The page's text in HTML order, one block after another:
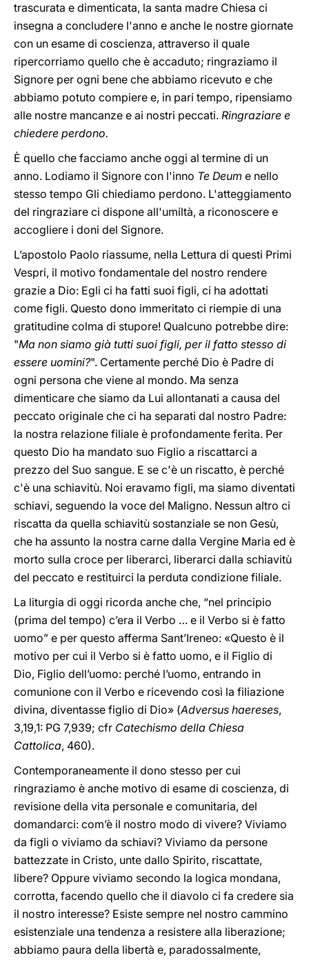
trascurata e dimenticata, la santa madre Chiesa ci
insegna a concludere l'anno e anche le nostre giornate
con un esame di coscienza, attraverso il quale
ripercorriamo quello che è accaduto; ringraziamo il
Signore per ogni bene che abbiamo ricevuto e che
abbiamo potuto compiere e, in pari tempo, ripensiamo
alle nostre mancanze e ai nostri peccati. Ringraziare e
chiedere perdono.
È quello che facciamo anche oggi al termine di un
anno. Lodiamo il Signore con l'inno Te Deum e nello
stesso tempo Gli chiediamo perdono. L'atteggiamento
del ringraziare ci dispone all'umiltà, a riconoscere e
accogliere i doni del Signore.
L’apostolo Paolo riassume, nella Lettura di questi Primi
Vespri, il motivo fondamentale del nostro rendere
grazie a Dio: Egli ci ha fatti suoi figli, ci ha adottati
come figli. Questo dono immeritato ci riempie di una
gratitudine colma di stupore! Qualcuno potrebbe dire:
"Ma non siamo già tutti suoi figli, per il fatto stesso di
essere uomini?". Certamente perché Dio è Padre di
ogni persona che viene al mondo. Ma senza
dimenticare che siamo da Lui allontanati a causa del
peccato originale che ci ha separati dal nostro Padre:
la nostra relazione filiale è profondamente ferita. Per
questo Dio ha mandato suo Figlio a riscattarci a
prezzo del Suo sangue. E se c'è un riscatto, è perché
c'è una schiavitù. Noi eravamo figli, ma siamo diventati
schiavi, seguendo la voce del Maligno. Nessun altro ci
riscatta da quella schiavitù sostanziale se non Gesù,
che ha assunto la nostra carne dalla Vergine Maria ed è
morto sulla croce per liberarci, liberarci dalla schiavitù
del peccato e restituirci la perduta condizione filiale.
La liturgia di oggi ricorda anche che, “nel principio
(prima del tempo) c’era il Verbo … e il Verbo si è fatto
uomo” e per questo afferma Sant’Ireneo: «Questo è il
motivo per cui il Verbo si è fatto uomo, e il Figlio di
Dio, Figlio dell’uomo: perché l’uomo, entrando in
comunione con il Verbo e ricevendo così la filiazione
divina, diventasse figlio di Dio» (Adversus haereses,
3,19,1: PG 7,939; cfr Catechismo della Chiesa
Cattolica, 460).
Contemporaneamente il dono stesso per cui
ringraziamo è anche motivo di esame di coscienza, di
revisione della vita personale e comunitaria, del
domandarci: com’è il nostro modo di vivere? Viviamo
da figli o viviamo da schiavi? Viviamo da persone
battezzate in Cristo, unte dallo Spirito, riscattate,
libere? Oppure viviamo secondo la logica mondana,
corrotta, facendo quello che il diavolo ci fa credere sia
il nostro interesse? Esiste sempre nel nostro cammino
esistenziale una tendenza a resistere alla liberazione;
abbiamo paura della libertà e, paradossalmente,